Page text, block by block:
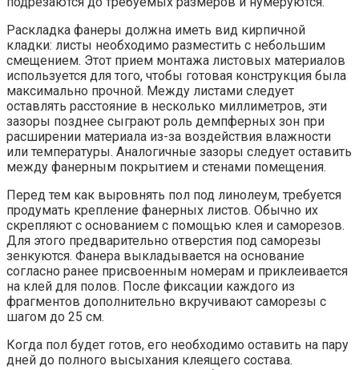
Раскладка фанеры должна иметь вид кирпичной
кладки: листы необходимо разместить с небольшим
смещением. Этот прием монтажа листовых материалов
используется для того, чтобы готовая конструкция была
максимально прочной. Между листами следует
оставлять расстояние в несколько миллиметров, эти
зазоры позднее сыграют роль демпферных зон при
расширении материала из-за воздействия влажности
или температуры. Аналогичные зазоры следует оставить
между фанерным покрытием и стенами помещения.
Перед тем как выровнять пол под линолеум, требуется
продумать крепление фанерных листов. Обычно их
скрепляют с основанием с помощью клея и саморезов.
Для этого предварительно отверстия под саморезы
зенкуются. Фанера выкладывается на основание
согласно ранее присвоенным номерам и приклеивается
на клей для полов. После фиксации каждого из
фрагментов дополнительно вкручивают саморезы с
шагом до 25 см.
Когда пол будет готов, его необходимо оставить на пару
дней до полного высыхания клеящего состава.